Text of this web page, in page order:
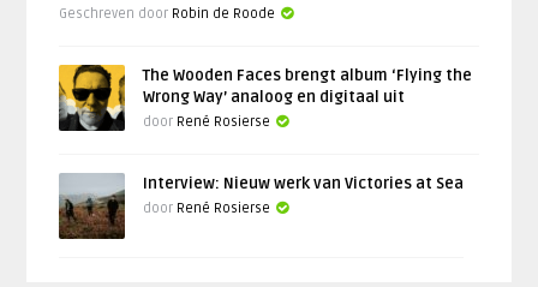
Geschreven door Robin de Roode
The Wooden Faces brengt album ‘Flying the
Wrong Way’ analoog en digitaal uit
door René Rosierse
Interview: Nieuw werk van Victories at Sea
door René Rosierse